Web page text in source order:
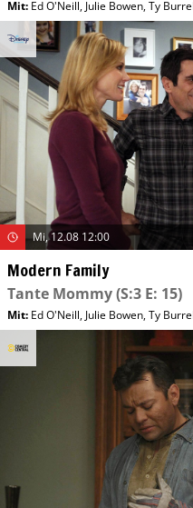
Mit: Ed O'Neill, Julie Bowen,Ty
Mi, 12.08 12:00
Modern Family
Tante Mommy(S:3 E: 15)
Mit: Ed O'Neill, Julie Bowen,Ty